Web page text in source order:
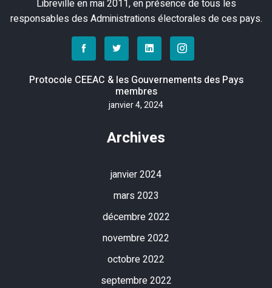
Libreville en mai 2011, en présence de tous les
responsables des Administrations électorales de ces pays.
Protocole CEEAC & les Gouvernements des Pays
membres
janvier 4, 2024
Archives
janvier 2024
mars 2023
décembre 2022
novembre 2022
octobre 2022
septembre 2022